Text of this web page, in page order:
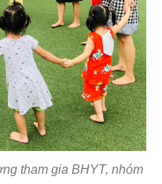
tham gia BHYT, nhóm